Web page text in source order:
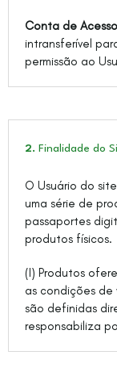
Conta de
intransferível
permissão ao
2. Finalidade do
O Usuário do
uma série de
passaportes
produtos físicos.
(I) Produtos
as condições
são definidas
responsabiliza